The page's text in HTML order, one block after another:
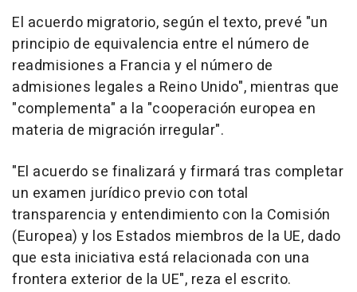
El acuerdo migratorio, según el texto, prevé "un
principio de equivalencia entre el número de
readmisiones a Francia y el número de
admisiones legales a Reino Unido", mientras que
"complementa" a la "cooperación europea en
materia de migración irregular".
"El acuerdo se finalizará y firmará tras completar
un examen jurídico previo con total
transparencia y entendimiento con la Comisión
(Europea) y los Estados miembros de la UE, dado
que esta iniciativa está relacionada con una
frontera exterior de la UE", reza el escrito.